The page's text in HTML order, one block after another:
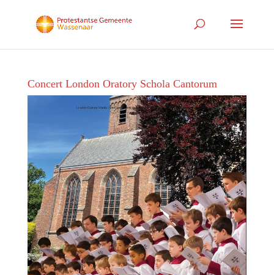
Concert London Oratory Schola Cantorum